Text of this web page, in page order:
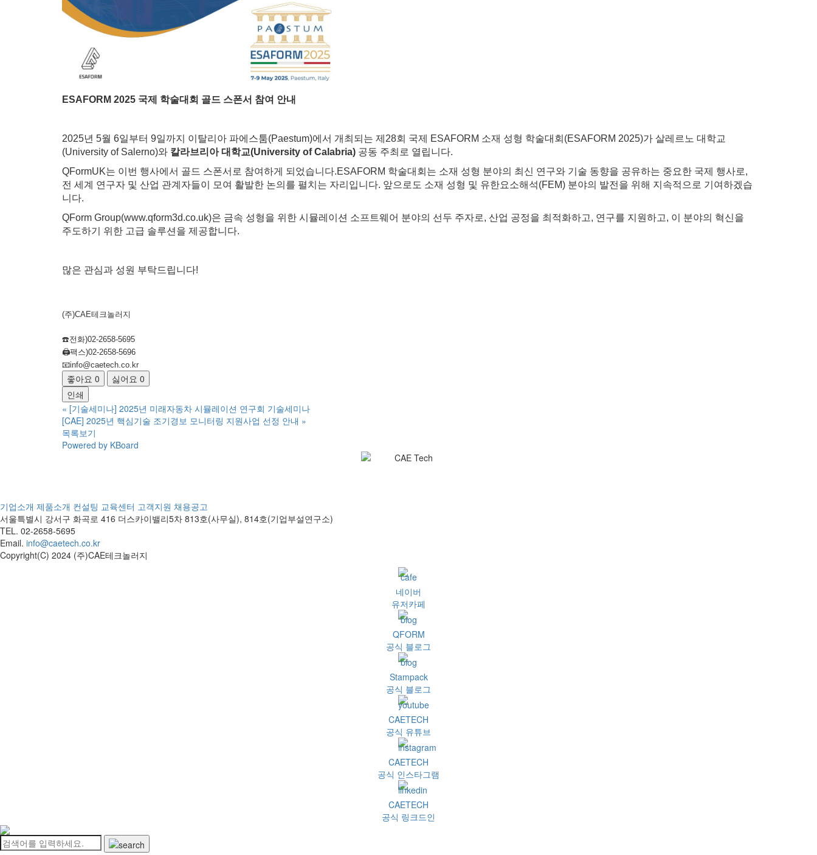
ESAFORM 2025 국제 학술대회 골드 스폰서 참여 안내
2025년 5월 6일부터 9일까지 이탈리아 파에스툼(Paestum)에서 개최되는 제28회 국제 ESAFORM 소재 성형 학술대회(ESAFORM 2025)가 살레르노 대학교
(University of Salerno)와 칼라브리아 대학교(University of Calabria) 공동 주최로 열립니다.
QFormUK는 이번 행사에서 골드 스폰서로 참여하게 되었습니다.ESAFORM 학술대회는 소재 성형 분야의 최신 연구와 기술 동향을 공유하는 중요한 국제 행사로,
전 세계 연구자 및 산업 관계자들이 모여 활발한 논의를 펼치는 자리입니다. 앞으로도 소재 성형 및 유한요소해석(FEM) 분야의 발전을 위해 지속적으로 기여하겠습
니다.
QForm Group(www.qform3d.co.uk)은 금속 성형을 위한 시뮬레이션 소프트웨어 분야의 선두 주자로, 산업 공정을 최적화하고, 연구를 지원하고, 이 분야의 혁신을
주도하기 위한 고급 솔루션을 제공합니다.
많은 관심과 성원 부탁드립니다!
(주)CAE테크놀러지
☎️전화)02-2658-5695
🖨️팩스)02-2658-5696
📧info@caetech.co.kr
좋아요 0 싫어요 0
인쇄
« [기술세미나] 2025년 미래자동차 시뮬레이션 연구회 기술세미나
[CAE] 2025년 핵심기술 조기경보 모니터링 지원사업 선정 안내 »
목록보기
Powered by KBoard
기업소개 제품소개 컨설팅 교육센터 고객지원 채용공고
서울특별시 강서구 화곡로 416 더스카이밸리5차 813호(사무실), 814호(기업부설연구소)
TEL. 02-2658-5695
Email. info@caetech.co.kr
Copyright(C) 2024 (주)CAE테크놀러지
네이버
유저카페
QFORM
공식 블로그
Stampack
공식 블로그
CAETECH
공식 유튜브
CAETECH
공식 인스타그램
CAETECH
공식 링크드인